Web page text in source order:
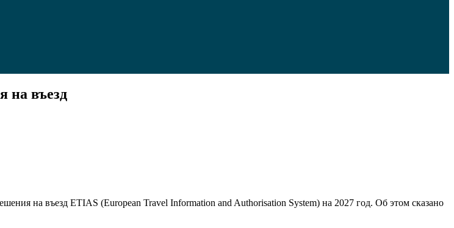
на въезд
на въезд ETIAS (European Travel Information and Authorisation System) на 2027 год. Об этом сказано